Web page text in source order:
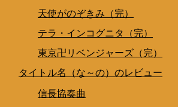
天使がのぞきみ（完）
テラ・インコグニタ（完）
東京卍リベンジャーズ（完）
タイトル名（な～の）のレビュー
信長協奏曲